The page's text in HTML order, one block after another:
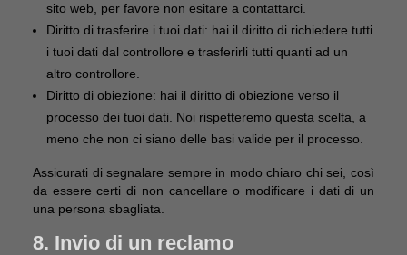
sito web, per favore non esitare a contattarci.
Diritto di trasferire i tuoi dati: hai il diritto di richiedere tutti
i tuoi dati dal controllore e trasferirli tutti quanti ad un
altro controllore.
Diritto di obiezione: hai il diritto di obiezione verso il
processo dei tuoi dati. Noi rispetteremo questa scelta, a
meno che non ci siano delle basi valide per il processo.
Assicurati di segnalare sempre in modo chiaro chi sei, così
da essere certi di non cancellare o modificare i dati di un
una persona sbagliata.
8. Invio di un reclamo